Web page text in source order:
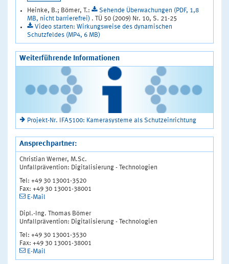
Heinke, B.; Bömer, T.:
Sehende Überwachungen (PDF, 1,8
MB, nicht barrierefrei) . TÜ 50 (2009) Nr. 10, S. 21-25
Video starten: Wirkungsweise des dynamischen
Schutzfeldes (MP4, 6 MB)
Weiterführende Informationen
Projekt-Nr. IFA5100: Kamerasysteme als Schutzeinrichtung
Ansprechpartner:
Christian Werner, M.Sc.
Unfallprävention: Digitalisierung - Technologien
Tel: +49 30 13001-3520
Fax: +49 30 13001-38001
E-Mail
Dipl.-Ing. Thomas Bömer
Unfallprävention: Digitalisierung - Technologien
Tel: +49 30 13001-3530
Fax: +49 30 13001-38001
E-Mail